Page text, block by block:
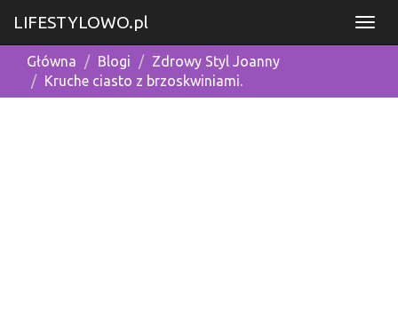
LIFESTYLOWO.pl
Główna Blogi
Zdrowy Styl Joanny
Kruche ciasto z brzoskwiniami.